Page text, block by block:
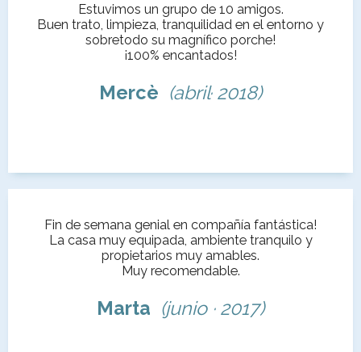
Estuvimos un grupo de 10 amigos.
Buen trato, limpieza, tranquilidad en el entorno y
sobretodo su magnífico porche!
¡100% encantados!
Mercè (abril· 2018)
Fin de semana genial en compañía fantástica!
La casa muy equipada, ambiente tranquilo y
propietarios muy amables.
Muy recomendable.
Marta (junio · 2017)